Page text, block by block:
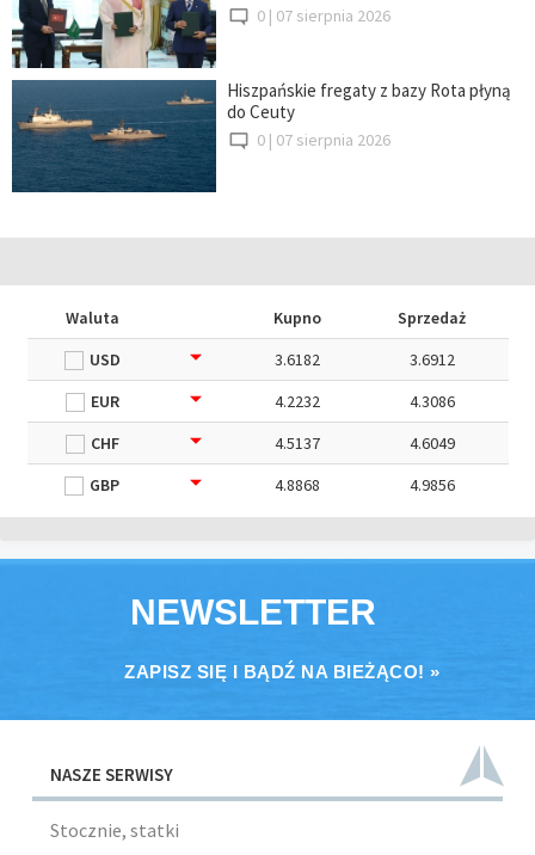
0 | 07 sierpnia 2026
Hiszpańskie fregaty z bazy Rota płyną
do Ceuty
0 | 07 sierpnia 2026
Waluta Kupno
Sprzedaż
USD
3.6182
3.6912
EUR
4.2232
4.3086
CHF
4.5137
4.6049
GBP
4.8868 4.9856
NEWSLETTER
ZAPISZ SIĘ I BĄDŹ NA BIEŻĄCO! »
NASZE SERWISY
Stocznie, statki